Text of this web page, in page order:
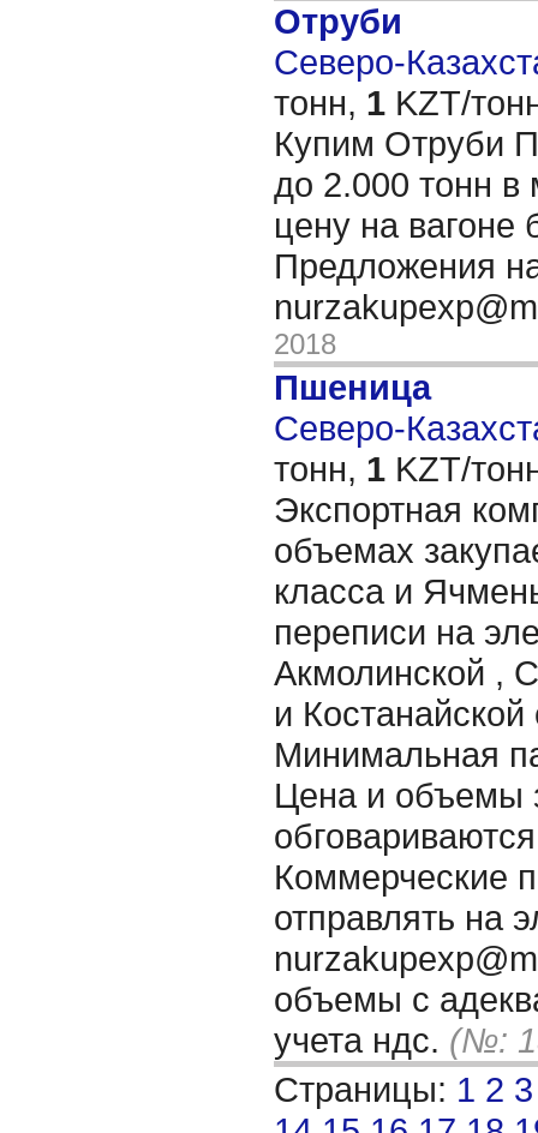
Отруби
Северо-
тонн, 1 KZT/
Купим Отруби
до 2.000 тонн в
цену на вагоне
Предложения
2018
Пшеница
Северо-
тонн, 1 KZT/
Экспортная
объемах
класса и
переписи на
Акмолинской ,
и Костанайской
Минимальная
Цена и объемы
Коммерческие
отправлять на
объемы с
учета ндс. (№:
Страницы: 1 2 3